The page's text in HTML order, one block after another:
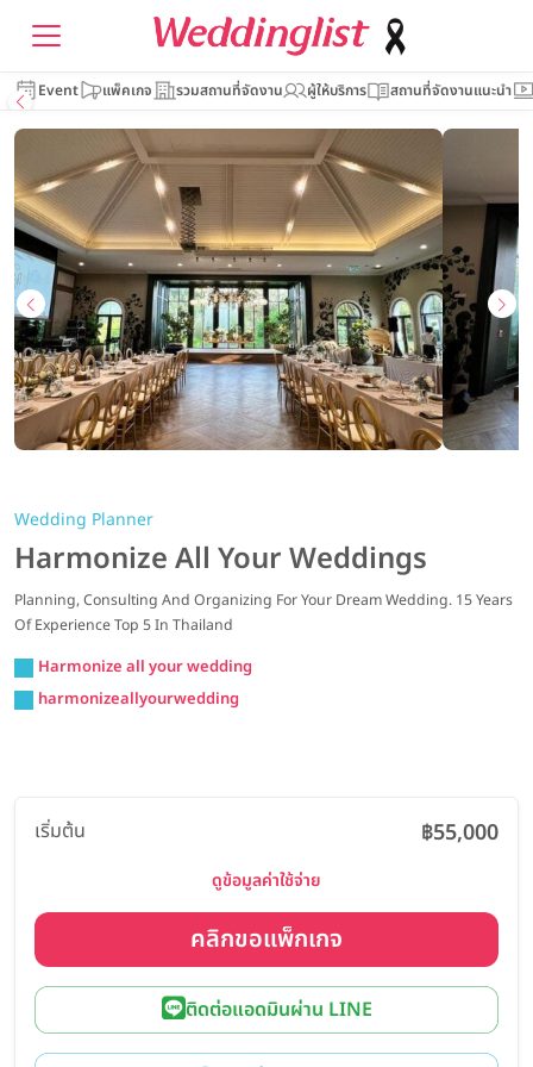
Event แพ็คเกจ รวมสถานที่จัดงาน ผู้ให้บริการ สถานที่จัดงานแนะนำ
Wedding Planner
Harmonize All Your Weddings
Planning, Consulting And Organizing For Your Dream Wedding. 15 Years
Of Experience Top 5 In Thailand
Harmonize all your wedding
harmonizeallyourwedding
เริ่มต้น ฿55,000
ดูข้อมูลค่าใช้จ่าย
คลิกขอแพ็กเกจ
ติดต่อแอดมินผ่าน LINE